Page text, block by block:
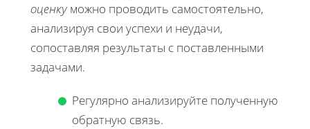
оценкуможно проводить самостоятельно,
анализируя свои успехи и неудачи,
сопоставляя результаты с поставленными
задачами.
Регулярно анализируйте полученную
обратную связь.